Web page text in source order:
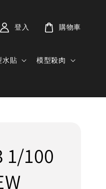
水貼 模型殺肉
登入 購物車
1/100